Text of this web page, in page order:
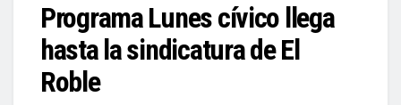
Programa Lunes cívico llega
hasta la sindicatura de El
Roble